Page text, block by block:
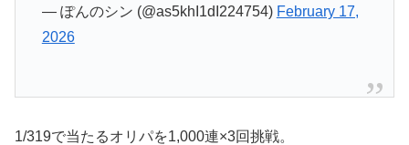
— ぽんのシン (@as5khI1dI224754) February 17,
2026
1/319で当たるオリパを1,000連×3回挑戦。